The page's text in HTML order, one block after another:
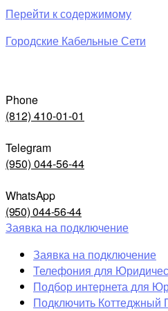
Перейти к содержимому
Городские Кабельные Сети
Phone
(812) 410-01-01
Telegram
(950) 044-56-44
WhatsApp
(950) 044-56-44
Заявка на подключение
Заявка на подключение
Телефония для
Подбор интернета для
Подключить Коттеджный